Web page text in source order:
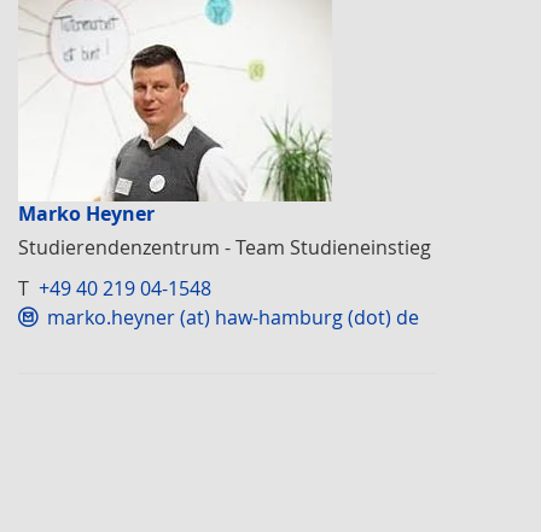
Marko Heyner
Studierendenzentrum - Team Studieneinstieg
T +49 40 219 04-1548
marko.heyner (at) haw-hamburg (dot) de